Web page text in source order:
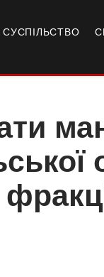
СУСПІЛЬСТВО